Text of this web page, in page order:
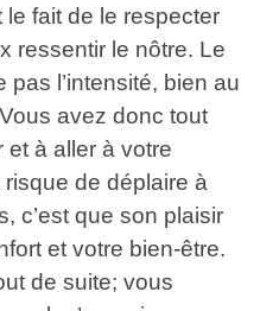
le fait de le respecter
ressentir le nôtre. Le
pas l’intensité, bien au
avez donc tout
et à aller à votre
de déplaire à
c’est que son plaisir
et votre bien-être.
de suite; vous